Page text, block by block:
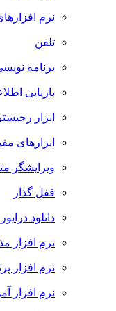
نرم
تلفن
برنامه
بازیابی
ابزار
ابزارهای
ویرایشگر
قفل گذار
دانلود
نرم افزار
نرم افزار
نرم افزار